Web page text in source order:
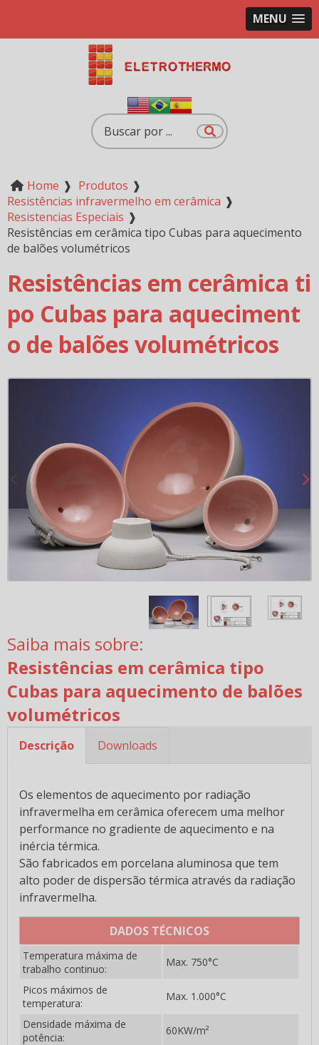
MENU
Home ❱ Produtos ❱
Resistências infravermelho em cerâmica ❱
Resistencias Especiais ❱
Resistências em cerâmica tipo Cubas para aquecimento
de balões volumétricos
Resistências em cerâmica ti
po Cubas para aqueciment
o de balões volumétricos
Saiba mais sobre:
Resistências em cerâmica tipo
Cubas para aquecimento de balões
volumétricos
Descrição Downloads
Os elementos de aquecimento por radiação
infravermelha em cerâmica oferecem uma melhor
performance no gradiente de aquecimento e na
inércia térmica.
São fabricados em porcelana aluminosa que tem
alto poder de dispersão térmica através da radiação
infravermelha.
DADOS TÉCNICOS
Temperatura máxima de
trabalho continuo:
Max. 750°C
Picos máximos de
temperatura:
Max. 1.000°C
Densidade máxima de
potência:
60KW/m²
Acessórios para ligações conexões e suporte
Chips cerâmicos e porcelana
Chips Cerâmicos e Porcelana para Tamoboreamento
Colas e adesivos cerâmicos
Colas e Adesivos Cerâmicos Especiais
Lâmpadas infravermelho
Emissores Infravermelho em Quartzo Ondas Curtas
Resistências Coleira em cerâmica
Resistências Coleira em mica
Resistências infravermelho em cerâmica
Resistências com Isolamento Térmico Embutido
Emissores Infravermelho em Cerâmica 1FTRI
Emissores Infravermelho em Cerâmica 1GRI
Emissores Infravermelho em Cerâmica 2FTRI
Emissores Infravermelho em Cerâmica 2GRI
Resistências Côncavas